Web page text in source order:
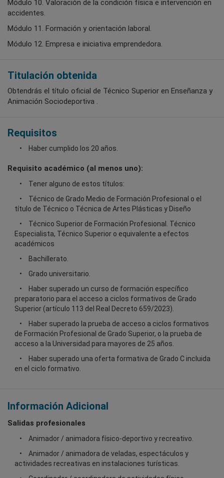
Módulo 10. Valoración de la condición física e intervención en
accidentes.
Módulo 11. Formación y orientación laboral.
Módulo 12. Empresa e iniciativa emprendedora.
Titulación obtenida
Obtendrás el título oficial de Técnico Superior en Enseñanza y
Animación Sociodeportiva .
Requisitos
Haber cumplido los 20 años.
Requisito académico (al menos uno):
Tener alguno de estos títulos:
Técnico de Grado Medio de Formación Profesional o el
título de Técnico o Técnica de Artes Plásticas y Diseño
Técnico Superior de Formación Profesional. Técnico
Especialista, Técnico Superior o equivalente a efectos
académicos
Bachillerato.
Grado universitario.
Haber superado un curso de formación específico
preparatorio para el acceso a ciclos formativos de Grado
Superior (artículo 113 del Real Decreto 659/2023).
Haber superado la prueba de acceso a ciclos formativos
de Formación Profesional de Grado Superior, o la prueba de
acceso a la Universidad para mayores de 25 años.
Haber superado una oferta formativa de Grado C incluida
en el ciclo formativo.
Información Adicional
Salidas profesionales
Animador / animadora físico-deportivo y recreativo.
Animador / animadora de veladas, espectáculos y
actividades recreativas en instalaciones turísticas.